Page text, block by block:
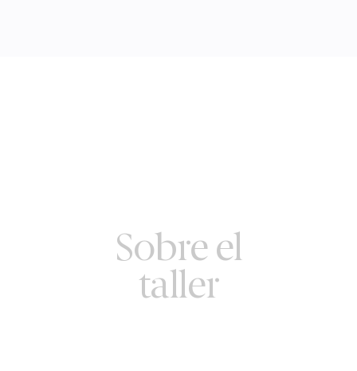
Sobre el
taller